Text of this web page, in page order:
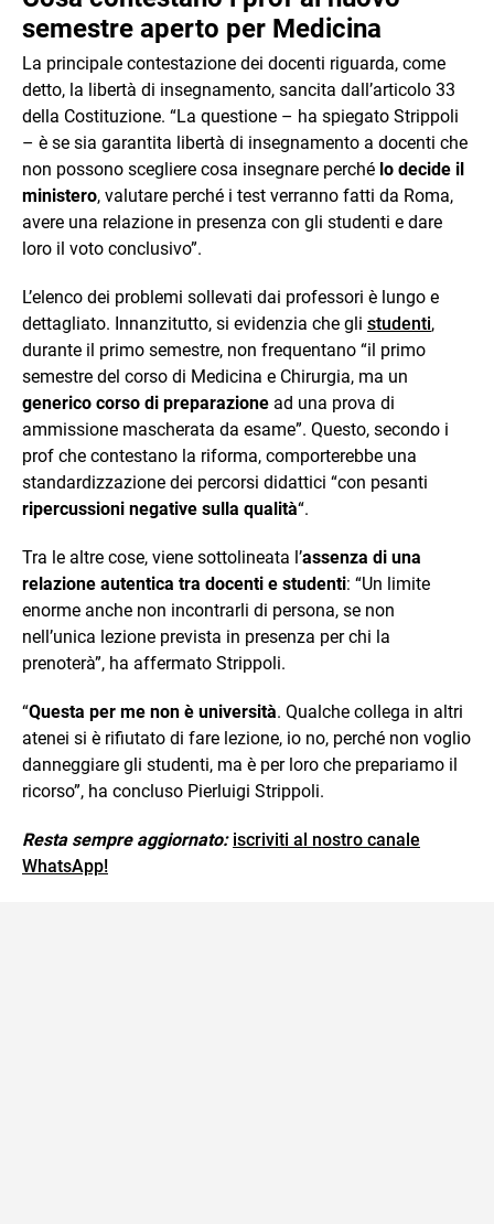
semestre aperto per Medicina
La principale contestazione dei docenti riguarda, come
detto, la libertà di insegnamento, sancita dall’articolo 33
della Costituzione. “La questione – ha spiegato Strippoli
– è se sia garantita libertà di insegnamento a docenti che
non possono scegliere cosa insegnare perché lo decide il
ministero, valutare perché i test verranno fatti da Roma,
avere una relazione in presenza con gli studenti e dare
loro il voto conclusivo”.
L’elenco dei problemi sollevati dai professori è lungo e
dettagliato. Innanzitutto, si evidenzia che gli studenti,
durante il primo semestre, non frequentano “il primo
semestre del corso di Medicina e Chirurgia, ma un
generico corso di preparazione ad una prova di
ammissione mascherata da esame”. Questo, secondo i
prof che contestano la riforma, comporterebbe una
standardizzazione dei percorsi didattici “con pesanti
ripercussioni negative sulla qualità“.
Tra le altre cose, viene sottolineata l’assenza di una
relazione autentica tra docenti e studenti: “Un limite
enorme anche non incontrarli di persona, se non
nell’unica lezione prevista in presenza per chi la
prenoterà”, ha affermato Strippoli.
“Questa per me non è università. Qualche collega in altri
atenei si è rifiutato di fare lezione, io no, perché non voglio
danneggiare gli studenti, ma è per loro che prepariamo il
ricorso”, ha concluso Pierluigi Strippoli.
Resta sempre aggiornato: iscriviti al nostro canale
WhatsApp!